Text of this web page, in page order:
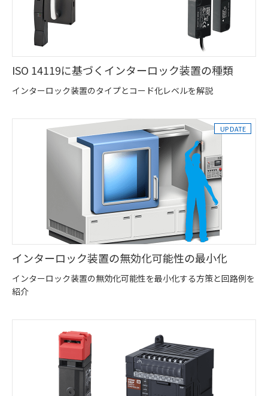
ISO 14119に基づくインターロック装置の種類
インターロック装置のタイプとコード化レベルを解説
インターロック装置の無効化可能性の最小化
インターロック装置の無効化可能性を最小化する方策と回路例を
紹介